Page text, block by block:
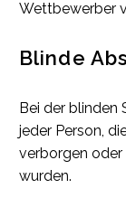
Wettbewerber
Blinde
Bei der blinden
jeder Person,
verborgen
wurden.